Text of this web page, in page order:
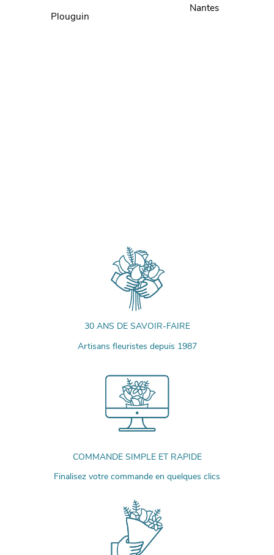
Plouguin
Nantes
30 ANS DE SAVOIR-FAIRE
Artisans fleuristes depuis 1987
COMMANDE SIMPLE ET RAPIDE
Finalisez votre commande en quelques clics